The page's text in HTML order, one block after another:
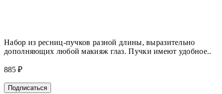
Набор из ресниц-пучков разной длины, выразительно
дополняющих любой макияж глаз. Пучки имеют удобное..
885 ₽
Подписаться